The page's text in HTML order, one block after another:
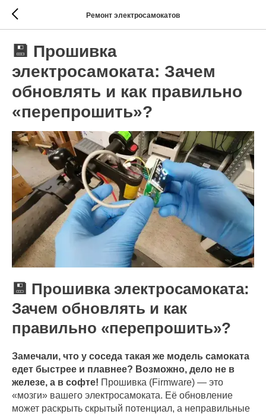
Ремонт электросамокатов
💾 Прошивка
электросамоката: Зачем
обновлять и как правильно
«перепрошить»?
💾 Прошивка электросамоката:
Зачем обновлять и как
правильно «перепрошить»?
Замечали, что у соседа такая же модель самоката
едет быстрее и плавнее? Возможно, дело не в
железе, а в софте! Прошивка (Firmware) — это
«мозги» вашего электросамоката. Её обновление
может раскрыть скрытый потенциал, а неправильные